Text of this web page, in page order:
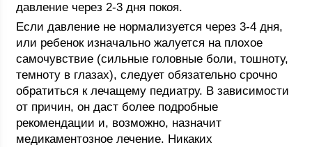
давление через 2-3 дня покоя.
Если давление не нормализуется через 3-4 дня,
или ребенок изначально жалуется на плохое
самочувствие (сильные головные боли, тошноту,
темноту в глазах), следует обязательно срочно
обратиться к лечащему педиатру. В зависимости
от причин, он даст более подробные
рекомендации и, возможно, назначит
медикаментозное лечение. Никаких